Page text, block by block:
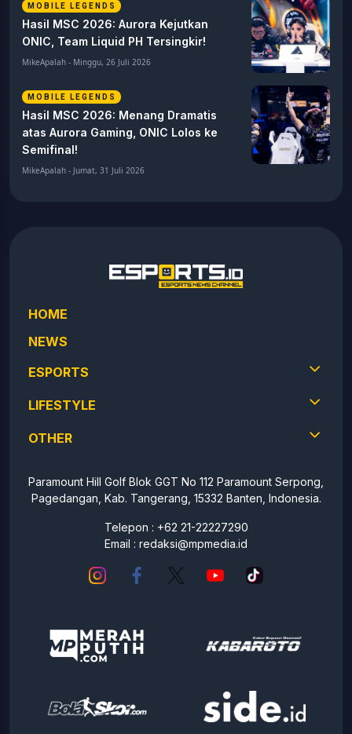
MOBILE LEGENDS
Hasil MSC 2026: Aurora Kejutkan
ONIC, Team Liquid PH Tersingkir!
MikeApalah - Minggu, 26 Juli 2026
MOBILE LEGENDS
Hasil MSC 2026: Menang Dramatis
atas Aurora Gaming, ONIC Lolos ke
Semifinal!
MikeApalah - Jumat, 31 Juli 2026
HOME
NEWS
ESPORTS
LIFESTYLE
OTHER
Paramount Hill Golf Blok GGT No 112 Paramount Serpong,
Pagedangan, Kab. Tangerang, 15332 Banten, Indonesia.
Telepon : +62 21-22227290
Email : redaksi@mpmedia.id